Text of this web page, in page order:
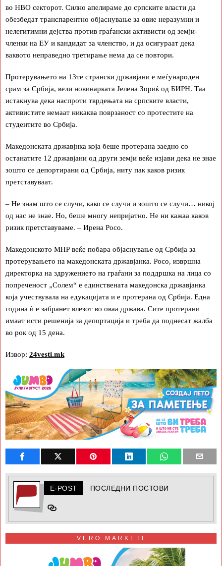
во НВО секторот. Силно апелираме до српските власти да
обезбедат транспарентно објаснување за овие неразумни и
нелегитимни дејства против граѓански активисти од земји-
членки на ЕУ и кандидат за членство, и да осигураат дека
ваквото неправедно третирање нема да се повтори.
Протерувањето на 13те странски државјани е меѓународен
срам за Србија, вели новинарката Јелена Зориќ од БИРН. Таа
истакнува дека наспроти тврдењата на српските власти,
активистите немаат никаква поврзаност со протестите на
студентите во Србија.
Македонската државјнка која беше протерана заедно со
останатите 12 државјани од други земји веќе изјави дека не знае
зошто се депортирани од Србија, ниту пак каков ризик
претставуваат.
– Не знам што се случи, како се случи и зошто се случи… никој
од нас не знае. Но, беше многу непријатно. Не ни кажаа каков
ризик претставуваме. – Ирена Росо.
Македонското МНР веќе побара објаснување од Србија за
протерувањето на македонската државјанка. Росо, извршна
директорка на здружението на граѓани за поддршка на лица со
попреченост „Солем“ е единствената македонска државјанка
која учествувала на едукацијата и е протерана од Србија. Една
година ѝ е забранет влезот во оваа држава. Сите протерани
имаат исти решенија за депортација и треба да поднесат жалба
во рок од 15 дена.
Извор: 24vesti.mk
E-POST ПОСЛЕДНИ ПОСТОВИ
VERO MARKETI